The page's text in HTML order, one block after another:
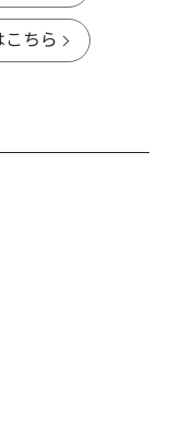
ちら